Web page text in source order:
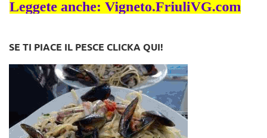
SE TI PIACE IL PESCE CLICKA QUI!